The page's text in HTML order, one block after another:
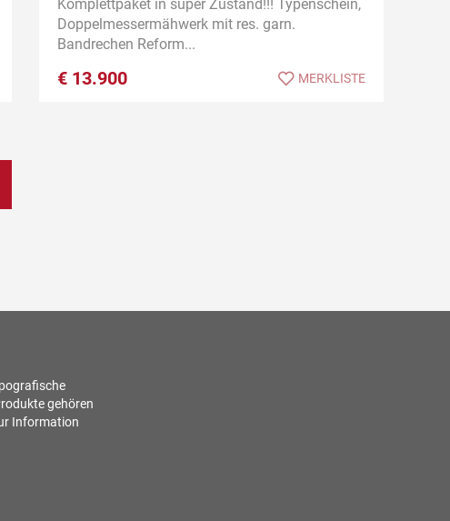
Komplettpaket in super Zustand!!! Typenschein,
Doppelmessermähwerk mit res. garn.
Bandrechen Reform...
€ 13.900 MERKLISTE
gehören
Information